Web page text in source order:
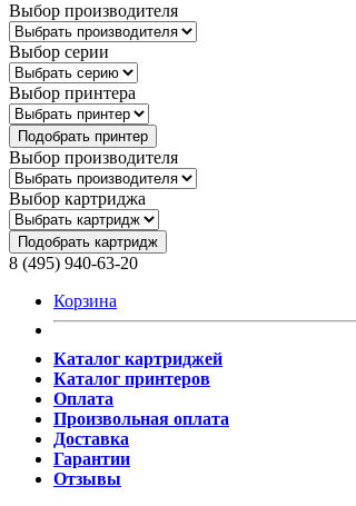
Выбор производителя
Выбор серии
Выбор принтера
Подобрать принтер
Выбор производителя
Выбор картриджа
Подобрать картридж
8 (495) 940-63-20
Корзина
Каталог картриджей
Каталог принтеров
Оплата
Произвольная оплата
Доставка
Гарантии
Отзывы